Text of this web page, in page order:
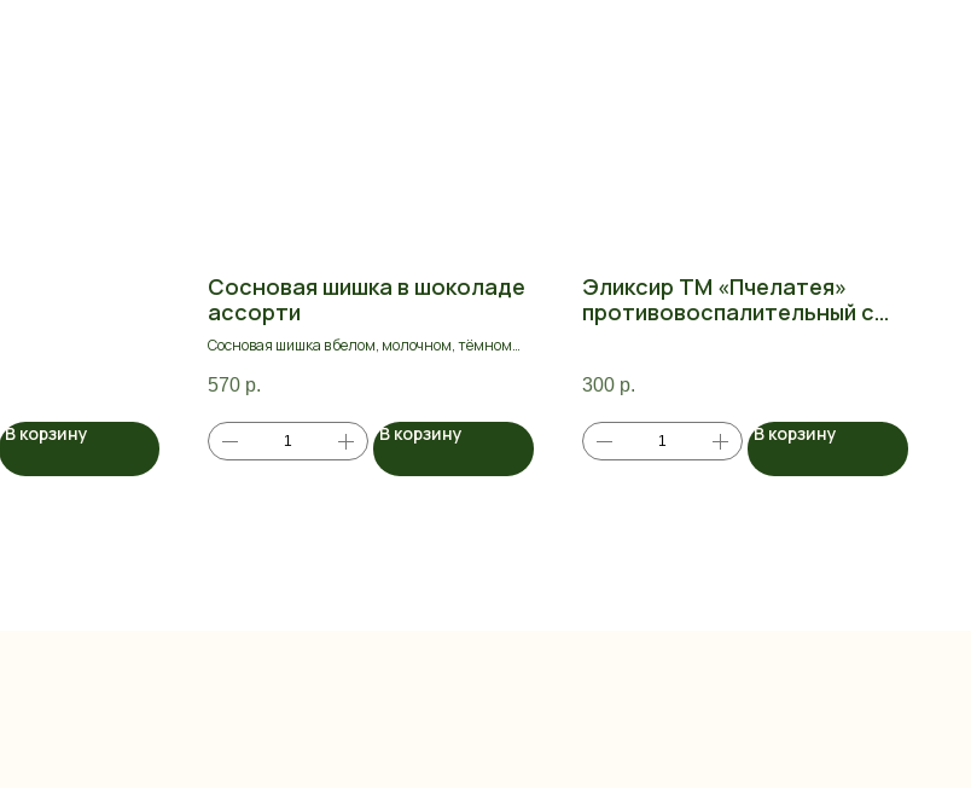
В корзину
Сосновая шишка в шоколаде
ассорти
Сосновая шишка в белом, молочном, тёмном
570 р.
В корзину
Эликсир ТМ «Пчелатея»
противовоспалительный с
300 р.
В корзину